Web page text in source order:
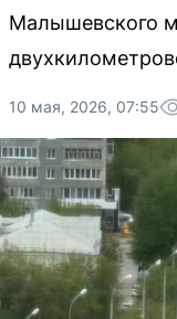
Малышевского
10 мая, 2026, 07:55